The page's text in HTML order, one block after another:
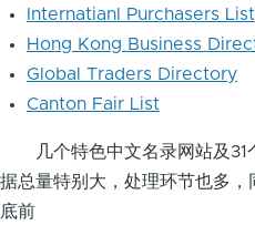
Internatianl Purchasers List
Hong Kong Business
Global Traders Directory
Canton Fair List
几个特色中文名录网站及31
据总量特别大，处理环节也多，
底前